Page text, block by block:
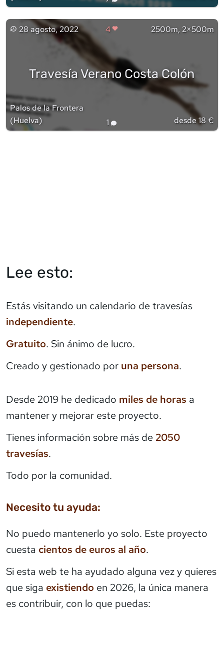
28 agosto, 2022 4 2500m, 2×500m
Travesía Verano Costa Colón
Palos de la Frontera
(Huelva) 1 desde 18 €
Lee esto:
Estás visitando un calendario de travesías
independiente.
Gratuito. Sin ánimo de lucro.
Creado y gestionado por una persona.
Desde 2019 he dedicado miles de horas a
mantener y mejorar este proyecto.
Tienes información sobre más de 2050
travesías.
Todo por la comunidad.
Necesito tu ayuda:
No puedo mantenerlo yo solo. Este proyecto
cuesta cientos de euros al año.
Si esta web te ha ayudado alguna vez y quieres
que siga existiendo en 2026, la única manera
es contribuir, con lo que puedas: